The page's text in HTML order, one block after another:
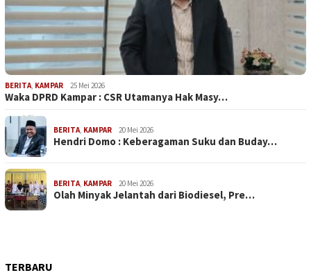
BERITA, KAMPAR 25 Mei 2026
Waka DPRD Kampar : CSR Utamanya Hak Masy…
BERITA, KAMPAR 20 Mei 2026
Hendri Domo : Keberagaman Suku dan Buday…
BERITA, KAMPAR 20 Mei 2026
Olah Minyak Jelantah dari Biodiesel, Pre…
TERBARU